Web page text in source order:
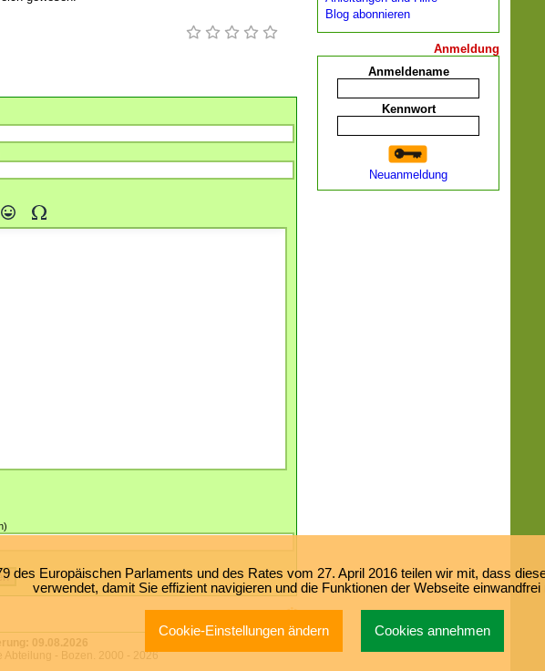
09.08.2026
Abteilung - Bozen. 2000 - 2026
Blog abonnieren
Anmeldung
Anmeldename
Kennwort
Neuanmeldung
des Europäischen Parlaments und des Rates vom 27. April 2016 teilen wir mit, dass
verwendet, damit Sie effizient navigieren und die Funktionen der Webseite einwandfrei
Cookie-Einstellungen ändern Cookies annehmen